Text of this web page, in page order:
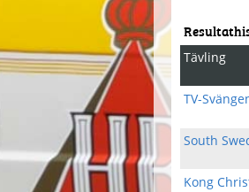
Tävling
TV-
South
Kong